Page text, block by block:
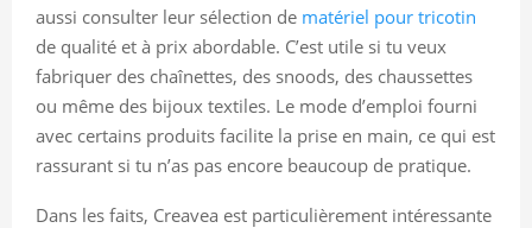
aussi consulter leur sélection de matériel pour tricotin
de qualité et à prix abordable. C’est utile si tu veux
fabriquer des chaînettes, des snoods, des chaussettes
ou même des bijoux textiles. Le mode d’emploi fourni
avec certains produits facilite la prise en main, ce qui est
rassurant si tu n’as pas encore beaucoup de pratique.
Dans les faits, Creavea est particulièrement intéressante